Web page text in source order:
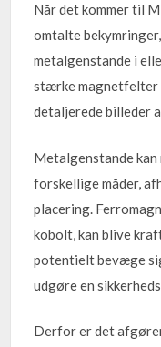
Når det kommer til
omtalte
metalgenstande i
stærke magnetfelter
detaljerede billeder
Metalgenstande
forskellige måder,
placering.
kobolt, kan blive
potentielt bevæge
udgøre en
Derfor er det